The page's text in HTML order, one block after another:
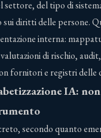
settore, del tipo di
diritti delle persone.
interna:
di rischio,
fornitori e registri delle
IA:
secondo quanto